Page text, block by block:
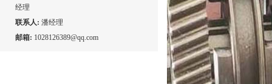
经理
联系人: 潘经理
邮箱: 1028126389@qq.com